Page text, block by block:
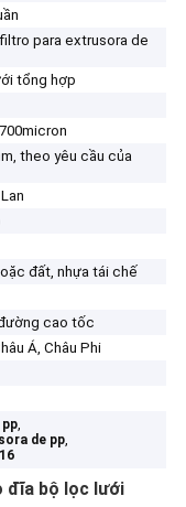
para extrusora de
tổng hợp
theo yêu cầu của
đất, nhựa tái chế
cao tốc
Á, Châu Phi
pp,
de pp,
đĩa bộ lọc lưới